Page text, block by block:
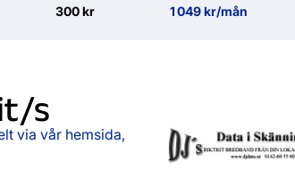
300 kr 1 049 kr/mån
s
via vår hemsida,